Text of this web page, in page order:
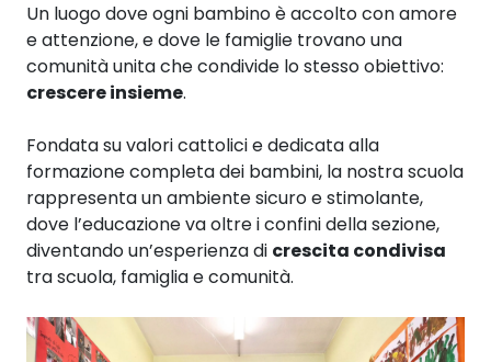
Un luogo dove ogni bambino è accolto con amore
e attenzione, e dove le famiglie trovano una
comunità unita che condivide lo stesso obiettivo:
crescere insieme.
Fondata su valori cattolici e dedicata alla
formazione completa dei bambini, la nostra scuola
rappresenta un ambiente sicuro e stimolante,
dove l’educazione va oltre i confini della sezione,
diventando un’esperienza di crescita condivisa
tra scuola, famiglia e comunità.